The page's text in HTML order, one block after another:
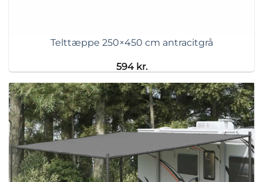
Telttæppe 250×450 cm antracitgrå
594 kr.